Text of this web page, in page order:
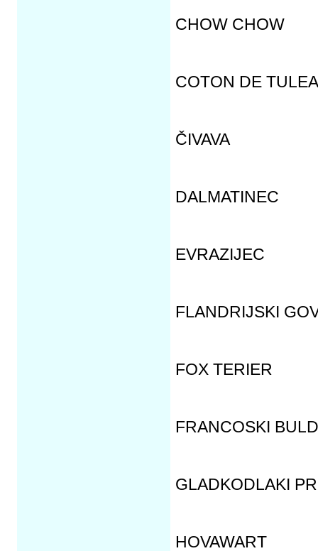
CHOW CHOW
COTON DE
ČIVAVA
DALMATINEC
EVRAZIJEC
FLANDRIJSKI
FOX TERIER
FRANCOSKI
GLADKODLAKI
HOVAWART